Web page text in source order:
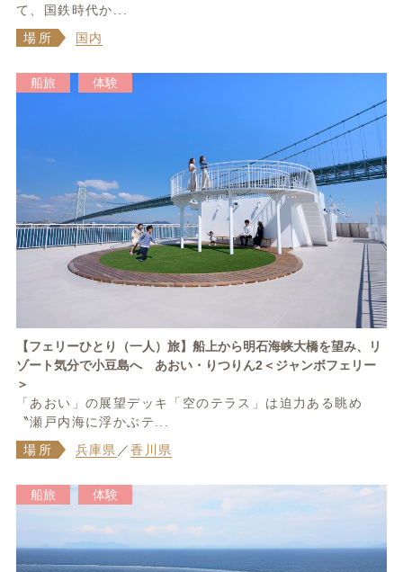
て、国鉄時代か...
場所
国内
船旅 体験
【フェリーひとり（一人）旅】船上から明石海峡大橋を望み、リ
ゾート気分で小豆島へ あおい・りつりん2＜ジャンボフェリー
＞
「あおい」の展望デッキ「空のテラス」は迫力ある眺め
〝瀬戸内海に浮かぶテ...
場所
兵庫県 ／香川県
船旅 体験